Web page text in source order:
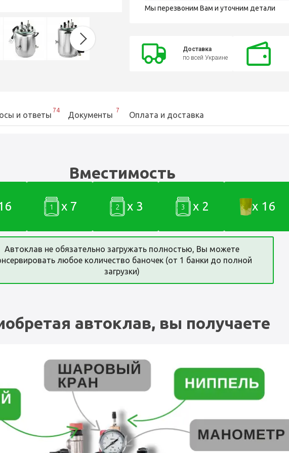
Мы перезвоним Вам и уточним детали
Доставка
по всей Украине
и ответы
74
Документы
7
Оплата и доставка
Вместимость
1 x 7 2 x 3 3 x 2 x 16
Автоклав не обязательно загружать полностью, Вы можете
любое количество баночек (от 1 банки до полной
загрузки)
автоклав, вы получаете